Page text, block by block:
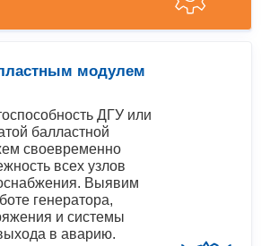
модулем
ДГУ или
балластной
своевременно
всех узлов
Выявим
генератора,
и системы
в аварию.